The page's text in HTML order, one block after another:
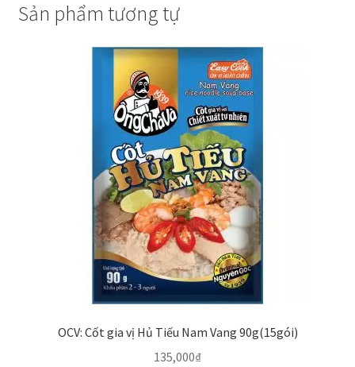
Sản phẩm tương tự
OCV: Cốt gia vị Hủ Tiếu Nam Vang 90g(15gói)
135,000₫